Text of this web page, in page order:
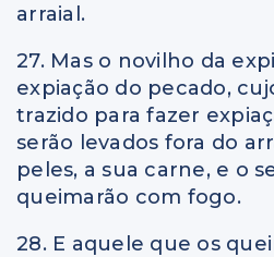
arraial.
27. Mas o novilho da
expiação do pecado,
trazido para fazer
serão levados fora do
peles, a sua carne, e o
queimarão com fogo.
28. E aquele que os